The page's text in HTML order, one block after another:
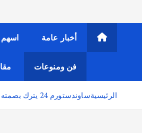
ى
أخبار عامة اسهم
فن ومنوعات
الرئيسيةساوندستورم 24 يترك بصمته في عالم الموسيقى بختام مبهر تألق فيه النجوم العالميون والمواهب المحلية